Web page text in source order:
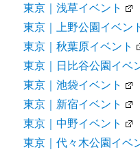
東京｜浅草イベント
東京｜上野公園イベン
東京｜秋葉原イベント
東京｜日比谷公園イベ
東京｜池袋イベント
東京｜新宿イベント
東京｜中野イベント
東京｜代々木公園イベ